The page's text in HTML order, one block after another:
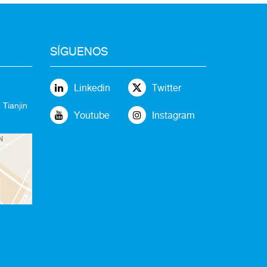
Tianjin
SÍGUENOS
Linkedin Twitter
Youtube Instagram